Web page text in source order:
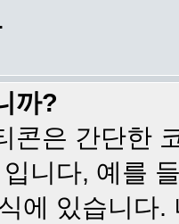
까?
콘은 간단한
니다, 예를
에 있습니다